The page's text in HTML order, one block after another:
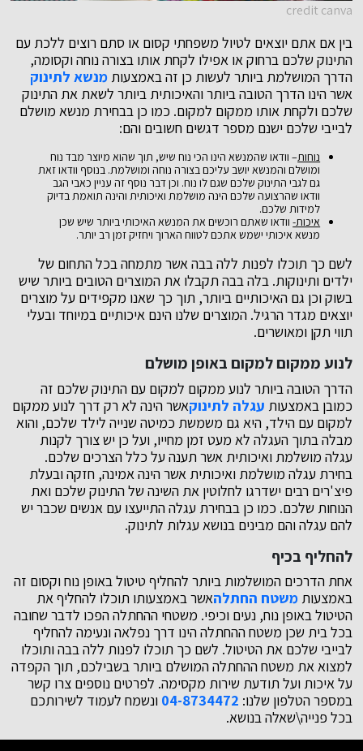
credit canva
בין אם אתם יוצאים לטיול משפחתי קסום או סתם רוצים ללכת עם
התינוק שלכם ברחוק או אפילו לקחת אותו בצורה נוחה וקסומה,
הדרך המושלמת ביותר לעשות כן זה באמצעות מנשא לתינוק
אשר הינו הדרך הטובה ביותר והאיכותית ביותר לשאת את התינוק
שלכם ולקחת אותו ממקום למקום. כמו כן בבחירת מנשא מושלם
לבייבי שלכם ישנם מספר דגשים חשובים והם:
נוחות– וודאו שהמנשא הינו הכי נוח שיש, תוך שהוא מיוצר מבד נוח
ומושלם והמנשא יושב עליכם בצורה נוחה ומושלמת. בנוסף וודאו זאת
גם לגבי התינוק שלכם שגם לו נוח. וכן דבר נוסף זה עניין כאבי הגב
וודאו שהרצועה שלכם הינה מושלמת ואיכותית והינה תואמת בדיוק
למידות שלכם.
איכות-וודאו שאתם רוכשים את המנשא האיכותי ביותר שיש שכן
מנשא איכותי ישמש אתכם לטווח הארוך ויחזיק זמן רב יותר.
לשם כך תוכלו לפנות ללה בבה אשר מתמחה בכל התחום של
ילדים ותינוקות. בלה בבה תקבלו את המוצרים הטובים ביותר שיש
בשוק וכן גם האיכותיים ביותר, תוך כך שאנו מקפידים על מוצרים
יוצאים מגדר הרגיל. המוצרים שלנו הינם איכותיים במיוחד ובעלי
תווי תקן ומאושרים.
לנוע ממקום למקום באופן מושלם
הדרך הטובה ביותר לנוע ממקום למקום עם התינוק שלכם זה
כמובן באמצעות עגלה לתינוקאשר הינה לא רק דרך לנוע ממקום
למקום עם הילד, היא גם משמשת כמיטה שנייה לילד שלכם, והוא
מבלה בתוך העגלה לא מעט זמן מחייו, ועל כן יש צורך לקנות
עגלה מושלמת ואיכותית אשר תענה על כלל הצרכים שלכם.
בחירת עגלה מושלמת ואיכותית אשר הינה אמינה, חזקה ובעלת
פיצ'רים רבים ישדרגו לחלוטין את השינה של התינוק שלכם ואת
הנוחות שלכם. כמו כן בבחירת עגלה התייעצו עם אנשים שכבר יש
להם עגלה והם מבינים בנושא עגלות לתינוק.
להחליף בכיף
אחת הדרכים המושלמות ביותר להחליף טיטול באופן נוח וקסום זה
באמצעות משטח החתלהאשר באמצעותו תוכלו להחליף את
הטיטול באופן נוח, נעים וכיפי. משטחי ההחתלה הפכו לדבר שחובה
בכל בית שכן משטח ההחתלה הינו דרך נפלאה ונעימה להחליף
לבייבי שלכם את הטיטול. לשם כך תוכלו לפנות ללה בבה ותוכלו
למצוא את משטח ההחתלה המושלם ביותר בשבילכם, תוך הקפדה
על איכות ועל תודעת שירות מקסימה. לפרטים נוספים צרו קשר
במספר הטלפון שלנו: 04-8734472 ונשמח לעמוד לשירותכם
בכל פנייה\שאלה בנושא.